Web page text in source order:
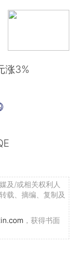
涨3%
及/或相关权利人
载、摘编、复制及
，获得书面